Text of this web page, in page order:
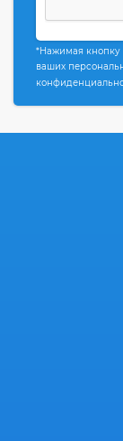
*Нажимая кнопку
ваших